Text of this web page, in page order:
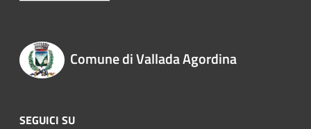
Comune di Vallada Agordina
SEGUICI SU